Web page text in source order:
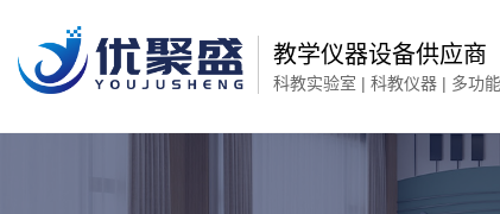
教学仪器设备供应商
科教实验室 | 科教仪器 | 多功